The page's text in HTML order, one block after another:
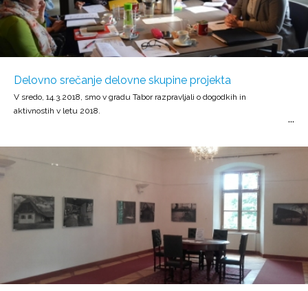
Delovno srečanje delovne skupine projekta
V sredo, 14.3.2018, smo v gradu Tabor razpravljali o dogodkih in
aktivnostih v letu 2018.